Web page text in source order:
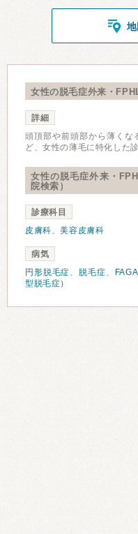
女性の脱毛症外来・
詳細
頭頂部や前頭部から薄くな
ど、女性の薄毛に特化した
女性の脱毛症外来・
院検索）
診療科目
皮膚科、美容皮膚科
病気
円形脱毛症、 脱毛症、
型脱毛症）